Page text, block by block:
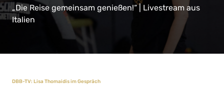
„Die Reise gemeinsam genießen!“ | Livestream aus
Italien
DBB-TV: Lisa Thomaidis im Gespräch